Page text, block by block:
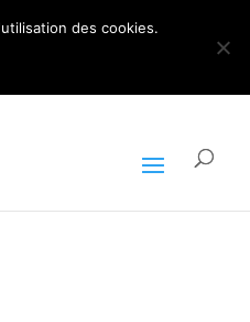
ARTICLES 0
des cookies.